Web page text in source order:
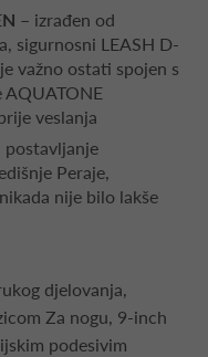
– izrađen od
sigurnosni LEASH D-
važno ostati spojen s
veslanja
postavljanje
Peraje,
nije bilo lakše
djelovanja,
Za nogu, 9-inch
podesivim